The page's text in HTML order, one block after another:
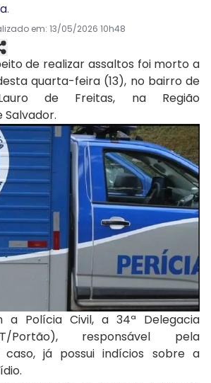
.
em: 13/05/2026 10h48
de realizar assaltos foi morto a
quarta-feira (13), no bairro de
de Freitas, na Região
a Polícia Civil, a 34ª Delegacia
Portão), responsável pela
caso, já possui indícios sobre a